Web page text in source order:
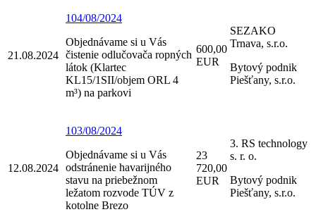
21.08.2024
104/08/2024
Objednávame si u Vás
čistenie odlučovača ropných
látok (Klartec
KL15/1SII/objem ORL 4
m³) na parkovi
600,00
EUR
SEZAKO
Trnava, s.r.o.
Bytový podnik
Piešťany, s.r.o.
12.08.2024
103/08/2024
Objednávame si u Vás
odstránenie havarijného
stavu na priebežnom
ležatom rozvode TÚV z
kotolne Brezo
23
720,00
EUR
3. RS technology
s. r. o.
Bytový podnik
Piešťany, s.r.o.